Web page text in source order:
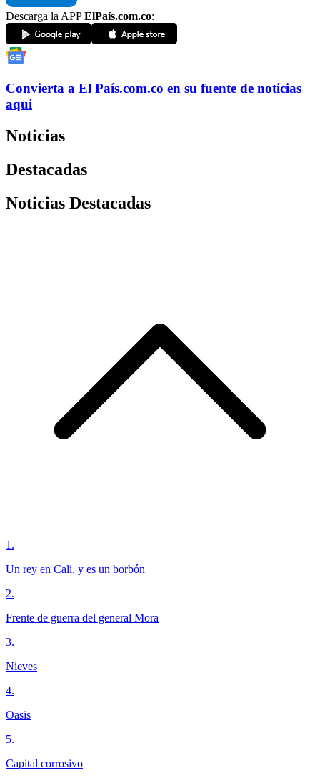
Descarga la APPElPaís.com.co:
Convierta a El País.com.co en su fuente de noticias
aquí
Noticias
Destacadas
Noticias Destacadas
1 .
Un rey en Cali, y es un borbón
2.
Frente de guerra del general Mora
3.
Nieves
4.
Oasis
5.
Capital corrosivo